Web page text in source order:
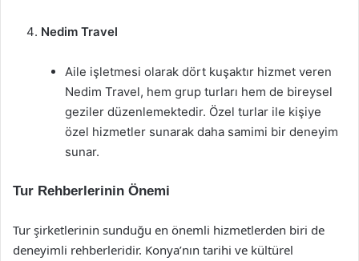
Nedim Travel
Aile işletmesi olarak dört kuşaktır hizmet veren
Nedim Travel, hem grup turları hem de bireysel
geziler düzenlemektedir. Özel turlar ile kişiye
özel hizmetler sunarak daha samimi bir deneyim
sunar.
Tur Rehberlerinin Önemi
Tur şirketlerinin sunduğu en önemli hizmetlerden biri de
deneyimli rehberleridir. Konya’nın tarihi ve kültürel